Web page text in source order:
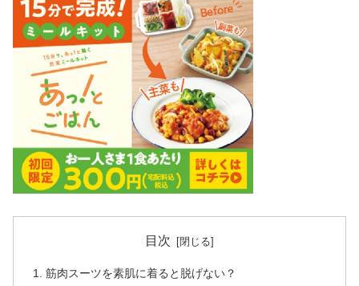
目次
筋肉スーツを素肌に着ると脱げない？